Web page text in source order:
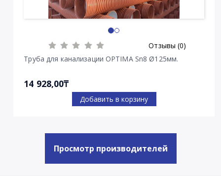
Отзывы (0)
Труба для канализации OPTIMA Sn8 Ø125мм.
14 928,00₸
Добавить в корзину
Просмотр производителей